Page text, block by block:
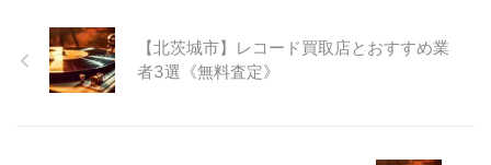
【北茨城市】レコード買取店とおすすめ業
者3選《無料査定》